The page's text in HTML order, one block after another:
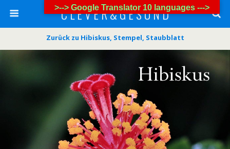
C L E V E R & G E S U N D
Zurück zu Hibiskus, Stempel, Staubblatt
>--> Google Translator 10 languages --->